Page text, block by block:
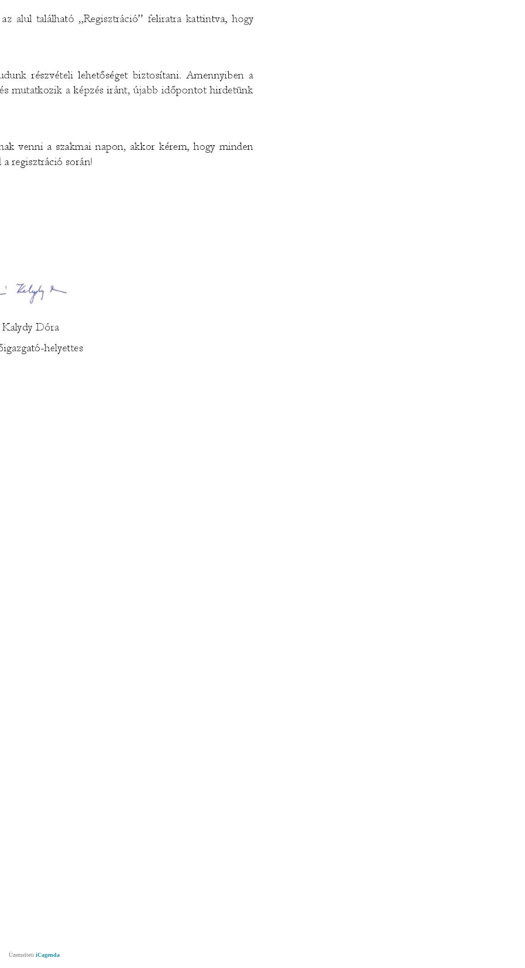
ÜzemeltetiiCagenda